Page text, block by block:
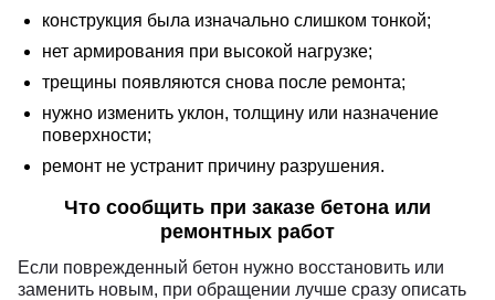
конструкция была изначально слишком тонкой;
нет армирования при высокой нагрузке;
трещины появляются снова после ремонта;
нужно изменить уклон, толщину или назначение
поверхности;
ремонт не устранит причину разрушения.
Что сообщить при заказе бетона или
ремонтных работ
Если поврежденный бетон нужно восстановить или
заменить новым, при обращении лучше сразу описать